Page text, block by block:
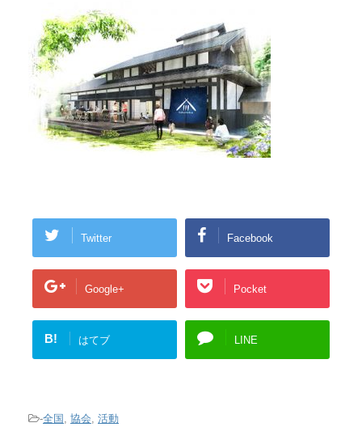
Twitter Facebook
Google+ Pocket
B! はてブ LINE
-全国 , 協会, 活動